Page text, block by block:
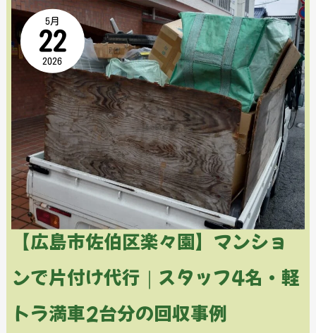
用
品
の
ご
依
頼
様
5月
22
2026
【広島市佐伯区楽々園】マンショ
ンで片付け代行｜スタッフ4名・軽
トラ満車2台分の回収事例
【広
島
伯
区
楽々
園】
マ
シ
ョ